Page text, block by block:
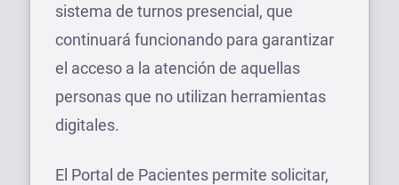
sistema de turnos presencial, que
continuará funcionando para garantizar
el acceso a la atención de aquellas
personas que no utilizan herramientas
digitales.
El Portal de Pacientes permite solicitar,